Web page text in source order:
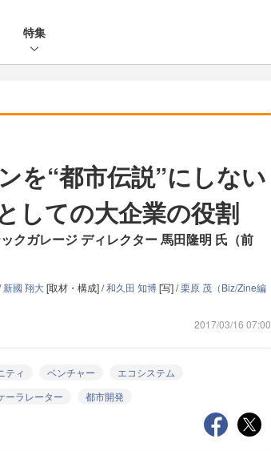
特集
を“都市伝説”にしない
しての大企業の役割
クガレージ ディレクター 馬田隆明 氏（前
新國 翔大[取材・構成] /和久田 知博[写] /栗原 茂（Biz/Zine編
2017/03/16 07:00
ティ ベンチャー
エコシステム
ーラレーター 都市開発